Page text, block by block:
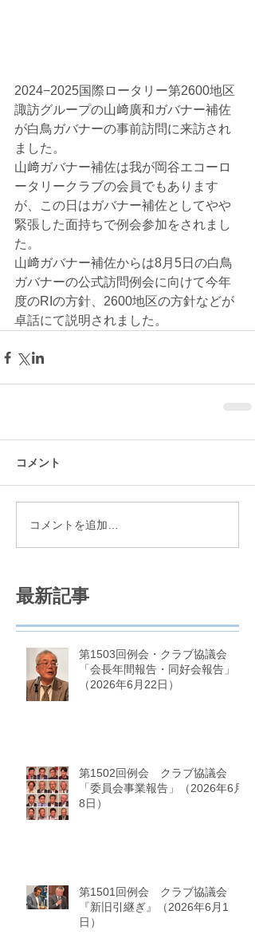
2024−2025国際ロータリー第2600地区
諏訪グループの山﨑廣和ガバナー補佐
が白鳥ガバナーの事前訪問に来訪され
ました。
山﨑ガバナー補佐は我が岡谷エコーロ
ータリークラブの会員でもあります
が、この日はガバナー補佐としてやや
緊張した面持ちで例会参加をされまし
た。
山﨑ガバナー補佐からは8月5日の白鳥
ガバナーの公式訪問例会に向けて今年
度のRIの方針、2600地区の方針などが
卓話にて説明されました。
コメント
コメントを追加…
最新記事
第1503回例会・クラブ協議会
「会長年間報告・同好会報告」
（2026年6月22日）
第1502回例会 クラブ協議会
「委員会事業報告」（2026年6月
8日）
第1501回例会 クラブ協議会
『新旧引継ぎ』（2026年6月1
日）